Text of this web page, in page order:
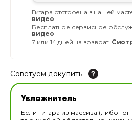
Гитара отстроена в нашей
видео
Бесплатное сервисное
видео
7 или 14 дней на возврат.
Советуем докупить
Увлажнитель для
В наличии
Увлажнитель
Если гитара из массива (либо